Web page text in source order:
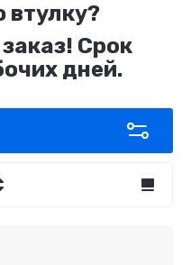
Срок
дней.